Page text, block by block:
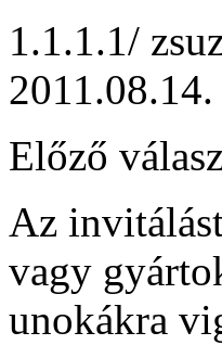
1.1.1.1/
Előző
Az
vagy
unokákra